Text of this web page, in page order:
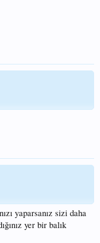
yaparsanız sizi daha
yer bir balık